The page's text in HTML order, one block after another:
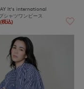
It's international
シャツワンピース
税込)